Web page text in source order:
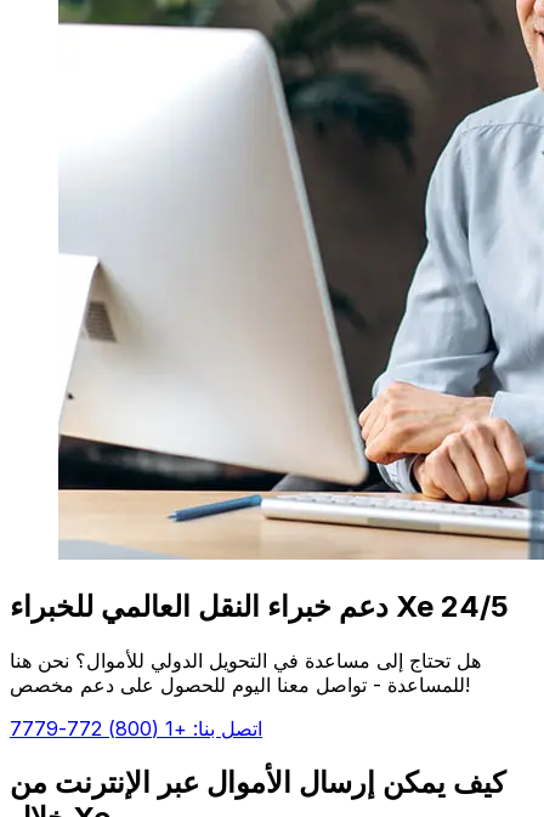
دعم خبراء النقل العالمي للخبراء Xe 24/5
هل تحتاج إلى مساعدة في التحويل الدولي للأموال؟ نحن هنا
للمساعدة - تواصل معنا اليوم للحصول على دعم مخصص!
اتصل بنا: +1 (800) 772-7779
كيف يمكن إرسال الأموال عبر الإنترنت من